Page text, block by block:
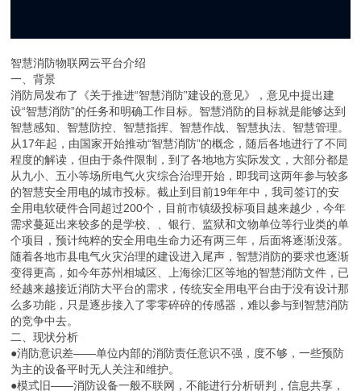
智慧消防物联网云平台介绍
一、背景
消防局发布了《关于推进“智慧消防”建设的意见》，意见中提出建
设“智慧消防”的任务和明确工作目标。智慧消防的目标就是能够达到
智慧感知、智慧防控、智慧指挥、智慧作战、智慧执法、智慧管理。
从17年起，由国家开始推动“智慧消防”的概念，随后各地进行了不同
程度的解读，但由于条件限制，到了各地地方实际发文，大部分都是
从九小、五小等场所电气火灾综合治理开始，即我司这两年参与较多
的智慧安全用电的城市投标。截止到目前19年年中，我司签订的安
全用电软硬件合同超过200个，目前市镇级投标项目越来越少，今年
需求蔓延出来较多的是学校、、银行、监狱和文物单位等行业类的单
个项目，预计纯粹的安全用电生命力还有两三年，后面将逐渐没落。
随着各地市县电气火灾治理的建设进入尾声，智慧消防的要求也逐渐
变得更高，如今年苏州相城区、上海徐汇区等地的智慧消防文件，已
经越来越接近消防大平台的需求，传统安全用电平台由于没有设计那
么多功能，只是逐步接入了零零碎碎的传感器，难以参与到智慧消防
的竞争中去。
二、现状分析
●消防意识差——单位内部的消防责任意识不强，度不够，一些预防
为主的设备平时无人关注和维护。
●模式旧——消防设备一般不联网，不能进行分析研判，信息共享，